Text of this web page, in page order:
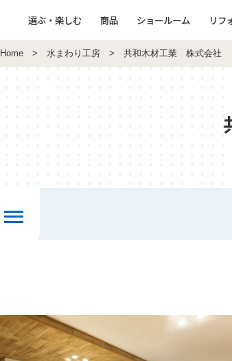
選ぶ・楽しむ 商品 ショールーム リフ
Home > 水まわり工房 > 共和木材工業 株式会社